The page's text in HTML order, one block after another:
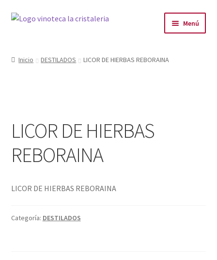
Menú
PRODUCTOS DESTACADOS
BLOG
Inicio DESTILADOS LICOR DE HIERBAS REBORAINA
LICOR DE HIERBAS
REBORAINA
LICOR DE HIERBAS REBORAINA
Categoría: DESTILADOS